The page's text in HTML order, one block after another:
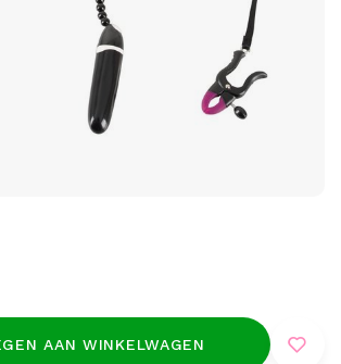
AAN WINKELWAGEN